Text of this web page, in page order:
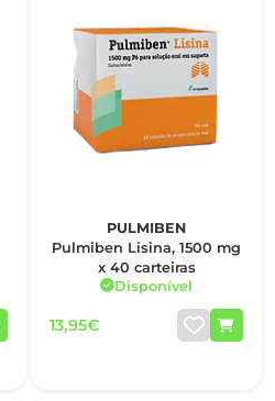
PULMIBEN
Pulmiben Lisina, 1500 mg
x 40 carteiras
Disponível
13,95€